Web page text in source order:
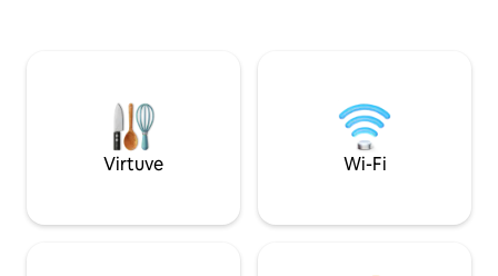
Virtuve Wi-Fi